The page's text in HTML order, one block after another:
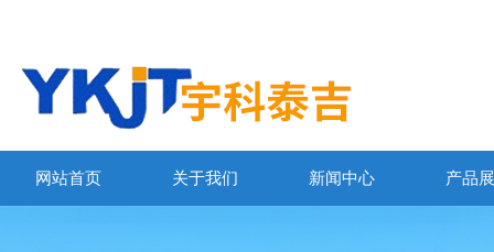
网站首页 关于我们 新闻中心 产品